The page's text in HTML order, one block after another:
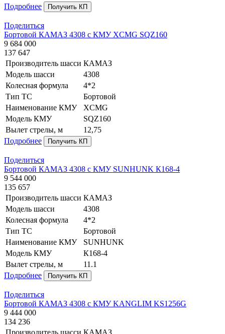
Подробнее
Получить КП
Поделиться
Бортовой КАМАЗ 4308 с КМУ XCMG SQZ160
9 684 000
137 647
Производитель шасси КАМАЗ
Модель шасси
4308
Колесная формула
4*2
Тип ТС
Бортовой
Наименование КМУ
XCMG
Модель КМУ
SQZ160
Вылет стрелы, м
12,75
Подробнее
Получить КП
Поделиться
Бортовой КАМАЗ 4308 с КМУ SUNHUNK К168-4
9 544 000
135 657
Производитель шасси КАМАЗ
Модель шасси
4308
Колесная формула
4*2
Тип ТС
Бортовой
Наименование КМУ
SUNHUNK
Модель КМУ
К168-4
Вылет стрелы, м
11.1
Подробнее
Получить КП
Поделиться
Бортовой КАМАЗ 4308 с КМУ KANGLIM KS1256G
9 444 000
134 236
Производитель шасси КАМАЗ